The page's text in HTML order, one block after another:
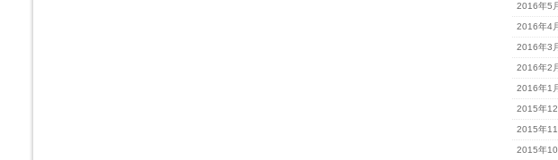
2016年5
2016年4
2016年3
2016年2
2016年1
2015年12
2015年11
2015年10